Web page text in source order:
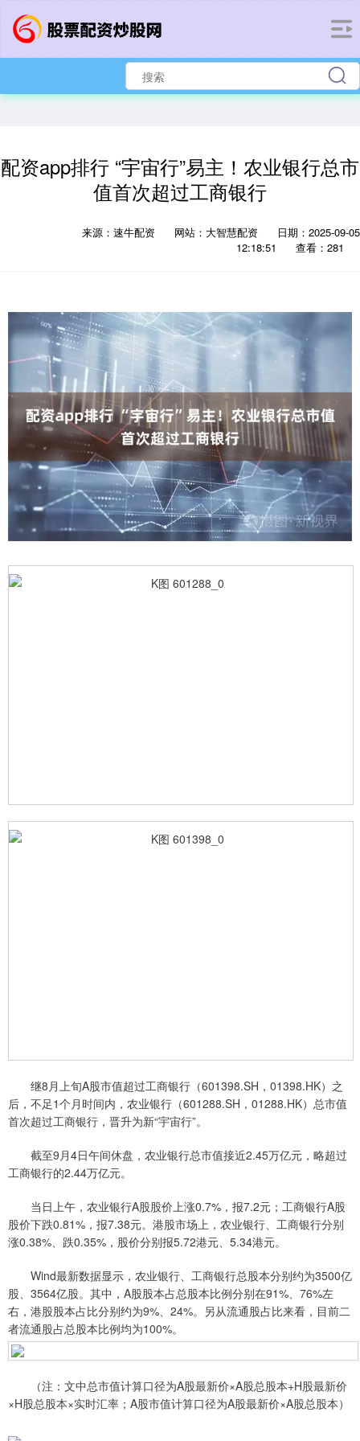
配资app排行 “宇宙行”易主！农业银行总市
值首次超过工商银行
来源：速牛配资 网站：大智慧配资
日期：2025-09-05
12:18:51
查看：281
继8月上旬A股市值超过工商银行（601398.SH，01398.HK）之
后，不足1个月时间内，农业银行（601288.SH，01288.HK）总市值
首次超过工商银行，晋升为新“宇宙行”。
截至9月4日午间休盘，农业银行总市值接近2.45万亿元，略超过
工商银行的2.44万亿元。
当日上午，农业银行A股股价上涨0.7%，报7.2元；工商银行A股
股价下跌0.81%，报7.38元。港股市场上，农业银行、工商银行分别
涨0.38%、跌0.35%，股价分别报5.72港元、5.34港元。
Wind最新数据显示，农业银行、工商银行总股本分别约为3500亿
股、3564亿股。其中，A股股本占总股本比例分别在91%、76%左
右，港股股本占比分别约为9%、24%。另从流通股占比来看，目前二
者流通股占总股本比例均为100%。
（注：文中总市值计算口径为A股最新价×A股总股本+H股最新价
×H股总股本×实时汇率；A股市值计算口径为A股最新价×A股总股本）